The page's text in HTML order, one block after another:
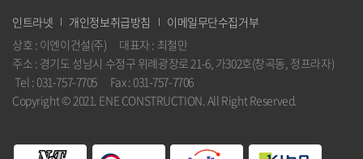
인트라넷 개인정보취급방침
이메일무단수집거부
상호 : 이엔이건설(주) 대표자 : 최철만
주소 : 경기도 성남시 수정구 위례광장로 21-6, 가302호(창곡동, 정프라자)
Tel : 031-757-7705 Fax : 031-757-7706
Copyright © 2021. ENE CONSTRUCTION. All Right Reserved.